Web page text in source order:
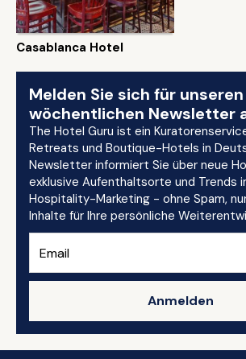
Casablanca Hotel
Melden Sie sich für unseren
wöchentlichen Newsletter
The Hotel Guru ist ein
Retreats und Boutique-Hotels in
Newsletter informiert Sie über neue
exklusive Aufenthaltsorte und Trends
Hospitality-Marketing - ohne Spam,
Inhalte für Ihre persönliche
Anmelden